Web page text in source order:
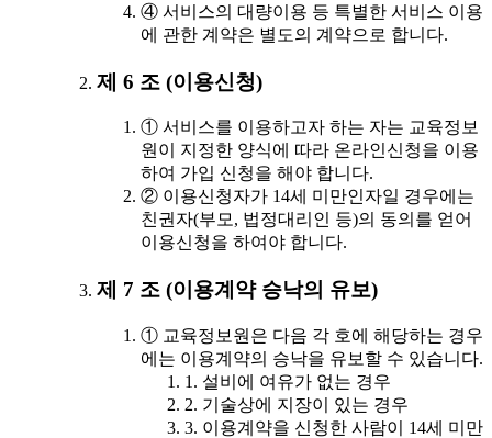
④ 서비스의 대량이용 등 특별한 서비스 이용
에 관한 계약은 별도의 계약으로 합니다.
제 6 조 (이용신청)
① 서비스를 이용하고자 하는 자는 교육정보
원이 지정한 양식에 따라 온라인신청을 이용
하여 가입 신청을 해야 합니다.
② 이용신청자가 14세 미만인자일 경우에는
친권자(부모, 법정대리인 등)의 동의를 얻어
이용신청을 하여야 합니다.
제 7 조 (이용계약 승낙의 유보)
① 교육정보원은 다음 각 호에 해당하는 경우
에는 이용계약의 승낙을 유보할 수 있습니다.
1. 설비에 여유가 없는 경우
2. 기술상에 지장이 있는 경우
3. 이용계약을 신청한 사람이 14세 미만